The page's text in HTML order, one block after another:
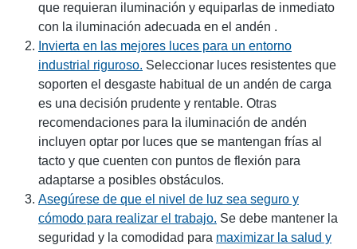
que requieran iluminación y equiparlas de inmediato
con la iluminación adecuada en el andén .
Invierta en las mejores luces para un entorno
industrial riguroso. Seleccionar luces resistentes que
soporten el desgaste habitual de un andén de carga
es una decisión prudente y rentable. Otras
recomendaciones para la iluminación de andén
incluyen optar por luces que se mantengan frías al
tacto y que cuenten con puntos de flexión para
adaptarse a posibles obstáculos.
Asegúrese de que el nivel de luz sea seguro y
cómodo para realizar el trabajo. Se debe mantener la
seguridad y la comodidad para maximizar la salud y